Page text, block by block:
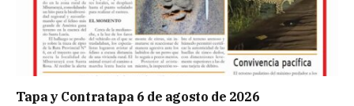
Tapa y Contratapa 6 de agosto de 2026